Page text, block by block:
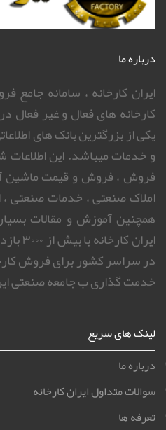
درباره ما
ایران کارخانه ، سامانه جامع
کارخانه های فعال و غیر فعال
یکی از بزرگترین بانک های
و خدمات میباشد. این اطلاعات
فروش ، فروش و قیمت ماشین
املاک صنعتی ، خدمات صنعتی ،
همچنین آموزش و مقالات
ایران
در سراسر کشور برای فروش
خدمت گذاری ب جامعه صنعتی
لینک های سریع
درباره ما
سوالات متداول ایران کارخانه
تعرفه ها